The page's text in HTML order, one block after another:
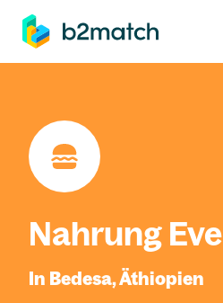
springen
Nahrung
In Bedesa, Äthiopien